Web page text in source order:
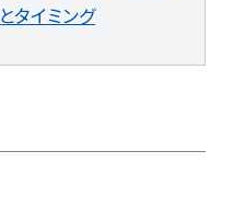
とタイミング